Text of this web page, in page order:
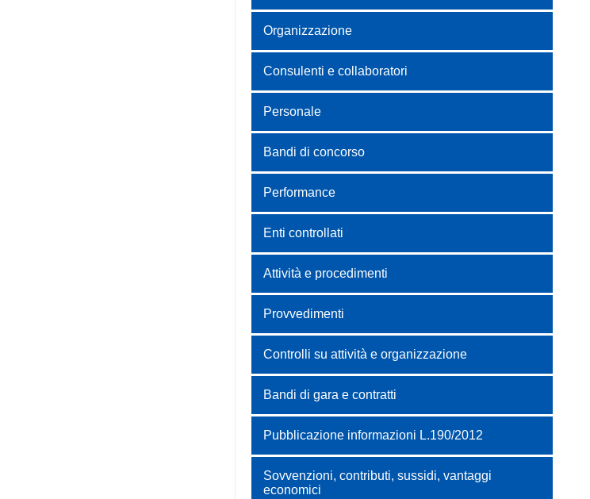
Organizzazione
Consulenti e collaboratori
Personale
Bandi di concorso
Performance
Enti controllati
Attività e procedimenti
Provvedimenti
Controlli su attività e organizzazione
Bandi di gara e contratti
Pubblicazione informazioni L.190/2012
Sovvenzioni, contributi, sussidi, vantaggi
economici